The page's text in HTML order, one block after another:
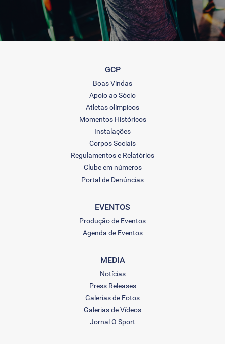
GCP
Boas Vindas
Apoio ao Sócio
Atletas olímpicos
Momentos Históricos
Instalações
Corpos Sociais
Regulamentos e Relatórios
Clube em números
Portal de Denúncias
EVENTOS
Produção de Eventos
Agenda de Eventos
MEDIA
Notícias
Press Releases
Galerias de Fotos
Galerias de Vídeos
Jornal O Sport